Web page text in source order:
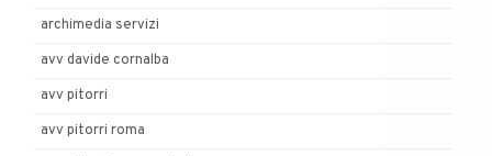
archimedia servizi
avv davide cornalba
avv pitorri
avv pitorri roma